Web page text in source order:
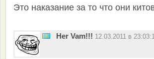
Это наказание за то что они
Her Vam!!! 12.03.2011 в